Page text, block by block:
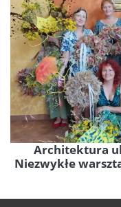
Architektura
Niezwykłe